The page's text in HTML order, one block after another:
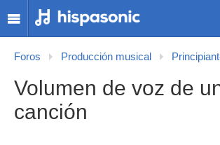
Foros Producción musical
Volumen de voz de
canción